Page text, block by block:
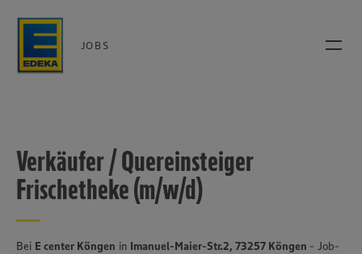
JOBS
Verkäufer / Quereinsteiger
Frischetheke (m/w/d)
Bei E center Köngen in Imanuel-Maier-Str.2, 73257 Köngen - Job-